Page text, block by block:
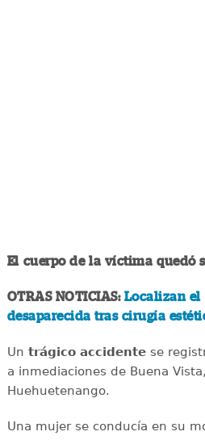
El cuerpo de la víctima quedó
OTRAS NOTICIAS: Localizan el
desaparecida tras cirugía
Un trágico accidentese
a inmediaciones de Buena
Huehuetenango.
Una mujer se conducía en su